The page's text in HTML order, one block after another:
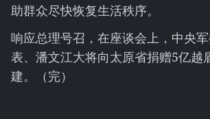
助群众尽快恢复生活秩序。
响应总理号召，在座谈会上，中央
表、潘文江大将向太原省捐赠5亿越
建。（完）